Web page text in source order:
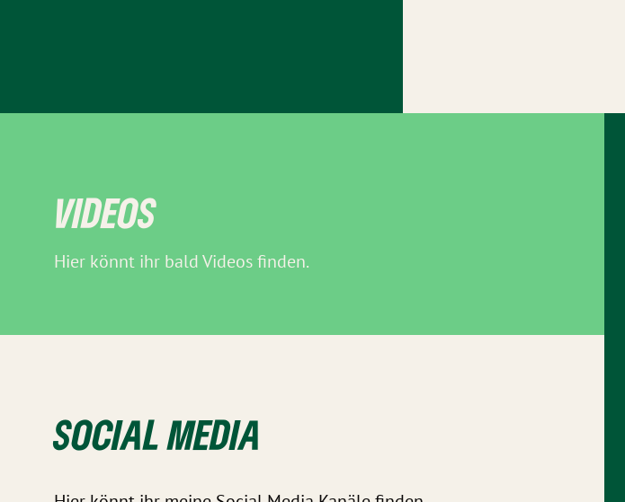
VIDEOS
Hier könnt ihr bald Videos finden.
SOCIAL MEDIA